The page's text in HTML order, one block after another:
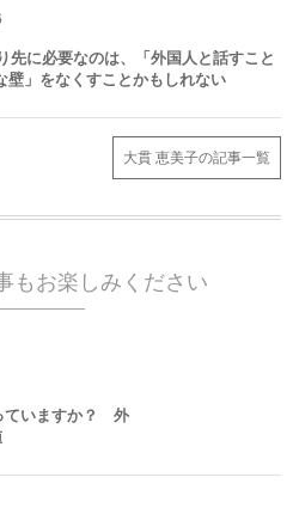
先に必要なのは、「外国人と話すこと
壁」をなくすことかもしれない
大貫 恵美子の記事一覧
もお楽しみください
ていますか？ 外